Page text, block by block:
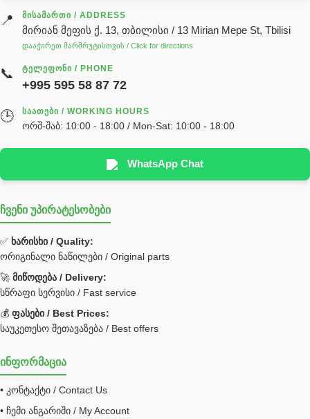
ძრავის ზეთი
ჰიდრავლიკის ზეთი
реек
სხადასხვა
Hyva
უჟანგავი ფოლადი
Bobcat ფილტრი
Caterpillar ფილტრი
JCB ფილტრი
ქვაბი გათბობა მილები
შემაერთებელი / გადამყვანი UNF ORFS
შემაერთებელი BSPP /გადამყვანი
📍 ᲛᲘᲡᲐᲛᲐᲠᲗᲘ / ADDRESS
მირიან მეფის ქ. 13, თბილისი / 13 Mirian Mepe St, Tbilisi
დააჭირეთ მარშრუტისთვის / Click for directions
📞 ᲢᲔᲚᲔᲤᲝᲜᲘ / PHONE
+995 595 58 87 72
🕒 ᲡᲐᲐᲗᲔᲑᲘ / WORKING HOURS
ორშ-შაბ: 10:00 - 18:00 / Mon-Sat: 10:00 - 18:00
WhatsApp Chat
ჩვენი უპირატესობები
✅ ხარისხი / Quality:
ორიგინალი ნაწილები / Original parts
🚀 მიწოდება / Delivery:
სწრაფი სერვისი / Fast service
💰 ფასები / Best Prices:
საუკეთესო შეთავაზება / Best offers
ინფორმაცია
• კონტაქტი / Contact Us
• ჩემი ანგარიში / My Account